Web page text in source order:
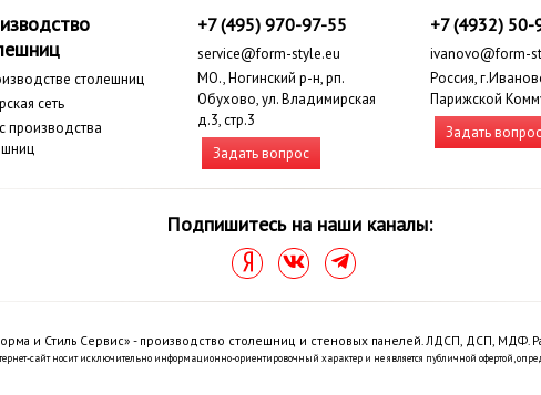
столешниц
сеть
производства
+7 (495) 970-97-55
service@form-style.eu
МО., Ногинский р-н, рп.
Обухово, ул. Владимирская
д.3, стр.3
Задать вопрос
+7 (4932) 50-
ivanovo@form-
Россия,
Парижской
Задать вопрос
Подпишитесь на наши каналы:
и Стиль Сервис» - производство столешниц и стеновых панелей. ЛДСП, ДСП, МДФ.
сайт носит исключительно информационно-ориентировочный характер и не является публичной офертой,